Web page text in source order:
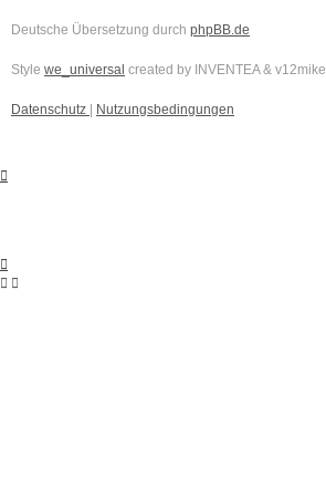
Deutsche Übersetzung durch phpBB.de
Style we_universal created by INVENTEA & v12mike
Datenschutz Nutzungsbedingungen